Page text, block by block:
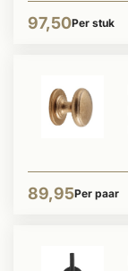
97,50Per stuk
89,95Per paar